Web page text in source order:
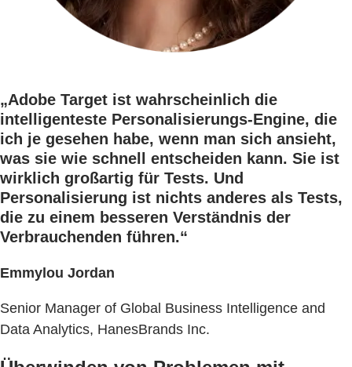
„Adobe Target ist wahrscheinlich die
intelligenteste Personalisierungs-Engine, die
ich je gesehen habe, wenn man sich ansieht,
was sie wie schnell entscheiden kann. Sie ist
wirklich großartig für Tests. Und
Personalisierung ist nichts anderes als Tests,
die zu einem besseren Verständnis der
Verbrauchenden führen.“
Emmylou Jordan
Senior Manager of Global Business Intelligence and
Data Analytics, HanesBrands Inc.